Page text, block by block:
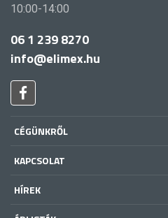
10:00-14:00
06 1 239 8270
info@elimex.hu
CÉGÜNKRŐL
KAPCSOLAT
HÍREK